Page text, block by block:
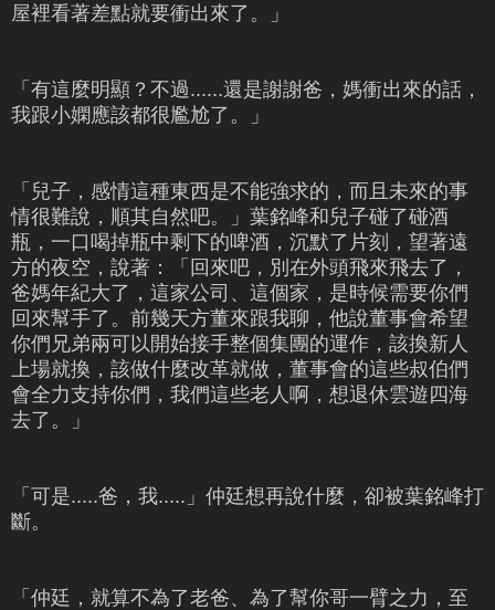
屋裡看著差點就要衝出來了。」
「有這麼明顯？不過......還是謝謝爸，媽衝出來的話，
我跟小嫻應該都很尷尬了。」
「兒子，感情這種東西是不能強求的，而且未來的事
情很難說，順其自然吧。」葉銘峰和兒子碰了碰酒
瓶，一口喝掉瓶中剩下的啤酒，沉默了片刻，望著遠
方的夜空，說著：「回來吧，別在外頭飛來飛去了，
爸媽年紀大了，這家公司、這個家，是時候需要你們
回來幫手了。前幾天方董來跟我聊，他說董事會希望
你們兄弟兩可以開始接手整個集團的運作，該換新人
上場就換，該做什麼改革就做，董事會的這些叔伯們
會全力支持你們，我們這些老人啊，想退休雲遊四海
去了。」
「可是.....爸，我.....」仲廷想再說什麼，卻被葉銘峰打
斷。
「仲廷，就算不為了老爸、為了幫你哥一臂之力，至